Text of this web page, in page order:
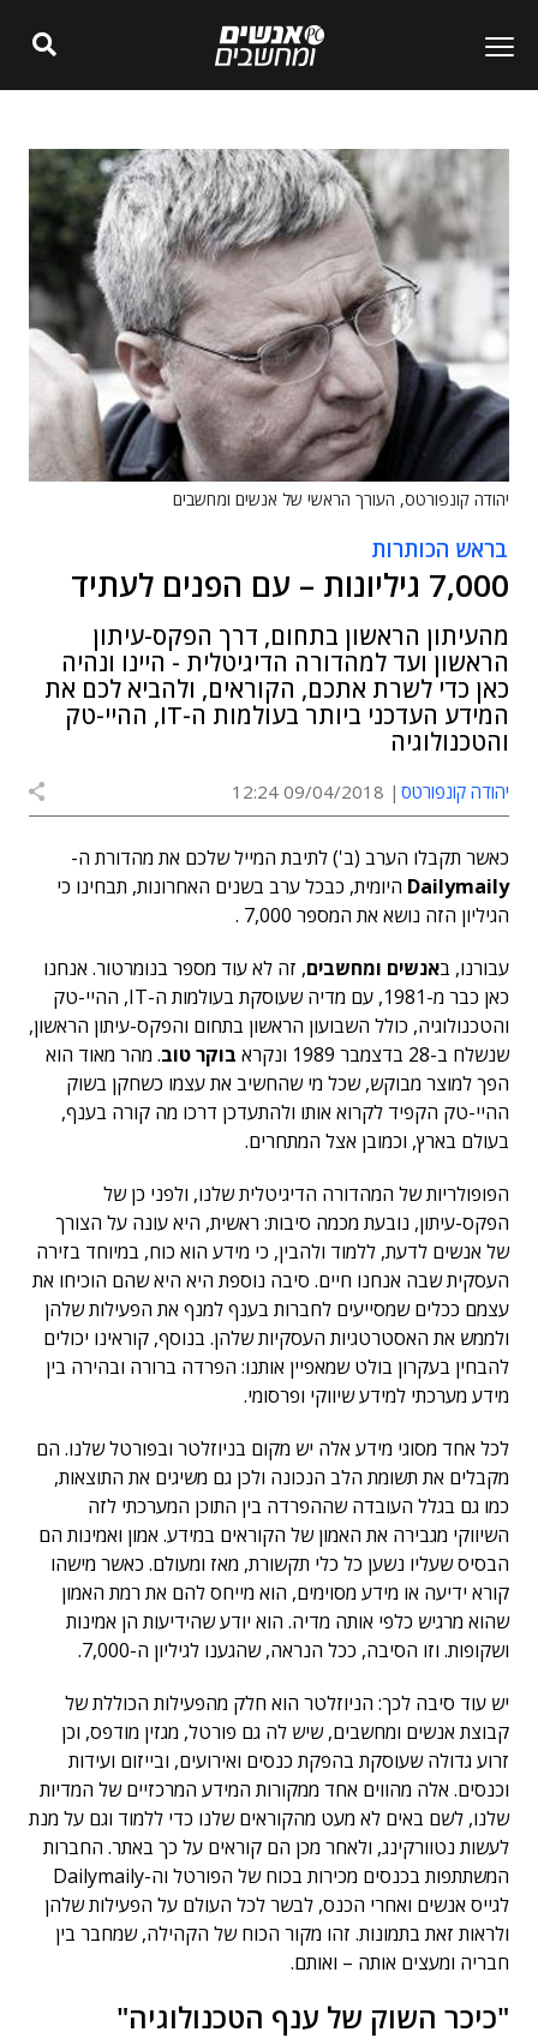
יהודה קונפורטס, העורך הראשי של אנשים ומחשבים
בראש הכותרות
7,000 גיליונות – עם הפנים לעתיד
מהעיתון הראשון בתחום, דרך הפקס-עיתון
הראשון ועד למהדורה הדיגיטלית - היינו ונהיה
כאן כדי לשרת אתכם, הקוראים, ולהביא לכם את
המידע העדכני ביותר בעולמות ה-IT, ההיי-טק
והטכנולוגיה
יהודה קונפורטס 09/04/2018 12:24
כאשר תקבלו הערב (ב') לתיבת המייל שלכם את מהדורת ה-
Dailymaily היומית, כבכל ערב בשנים האחרונות, תבחינו כי
הגיליון הזה נושא את המספר 7,000 .
עבורנו, באנשים ומחשבים, זה לא עוד מספר בנומרטור. אנחנו
כאן כבר מ-1981, עם מדיה שעוסקת בעולמות ה-IT, ההיי-טק
והטכנולוגיה, כולל השבועון הראשון בתחום והפקס-עיתון הראשון,
שנשלח ב-28 בדצמבר 1989 ונקרא
בוקר טוב. מהר מאוד הוא
הפך למוצר מבוקש, שכל מי שהחשיב את עצמו כשחקן בשוק
ההיי-טק הקפיד לקרוא אותו ולהתעדכן דרכו מה קורה בענף,
בעולם בארץ, וכמובן אצל המתחרים.
הפופולריות של המהדורה הדיגיטלית שלנו, ולפני כן של
הפקס-עיתון, נובעת מכמה סיבות: ראשית, היא עונה על הצורך
של אנשים לדעת, ללמוד ולהבין, כי מידע הוא כוח, במיוחד בזירה
העסקית שבה אנחנו חיים. סיבה נוספת היא היא שהם הוכיחו את
עצמם ככלים שמסייעים לחברות בענף למנף את הפעילות שלהן
ולממש את האסטרטגיות העסקיות שלהן. בנוסף, קוראינו יכולים
להבחין בעקרון בולט שמאפיין אותנו: הפרדה ברורה ובהירה בין
מידע מערכתי למידע שיווקי ופרסומי.
לכל אחד מסוגי מידע אלה יש מקום בניוזלטר ובפורטל שלנו. הם
מקבלים את תשומת הלב הנכונה ולכן גם משיגים את התוצאות,
כמו גם בגלל העובדה שההפרדה בין התוכן המערכתי לזה
השיווקי מגבירה את האמון של הקוראים במידע. אמון ואמינות הם
הבסיס שעליו נשען כל כלי תקשורת, מאז ומעולם. כאשר מישהו
קורא ידיעה או מידע מסוימים, הוא מייחס להם את רמת האמון
שהוא מרגיש כלפי אותה מדיה. הוא יודע שהידיעות הן אמינות
ושקופות. וזו הסיבה, ככל הנראה, שהגענו לגיליון ה-7,000.
יש עוד סיבה לכך: הניוזלטר הוא חלק מהפעילות הכוללת של
קבוצת אנשים ומחשבים, שיש לה גם פורטל, מגזין מודפס, וכן
זרוע גדולה שעוסקת בהפקת כנסים ואירועים, ובייזום ועידות
וכנסים. אלה מהווים אחד ממקורות המידע המרכזיים של המדיות
שלנו, לשם באים לא מעט מהקוראים שלנו כדי ללמוד וגם על מנת
לעשות נטוורקינג, ולאחר מכן הם קוראים על כך באתר. החברות
המשתתפות בכנסים מכירות בכוח של הפורטל וה-Dailymaily
לגייס אנשים ואחרי הכנס, לבשר לכל העולם על הפעילות שלהן
ולראות זאת בתמונות. זהו מקור הכוח של הקהילה, שמחבר בין
חבריה ומעצים אותה – ואותם.
"כיכר השוק של ענף הטכנולוגיה"